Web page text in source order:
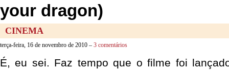
your dragon)
CINEMA
terça-feira, 16 de novembro de 2010 – 3 comentários
É, eu sei. Faz tempo que o filme foi